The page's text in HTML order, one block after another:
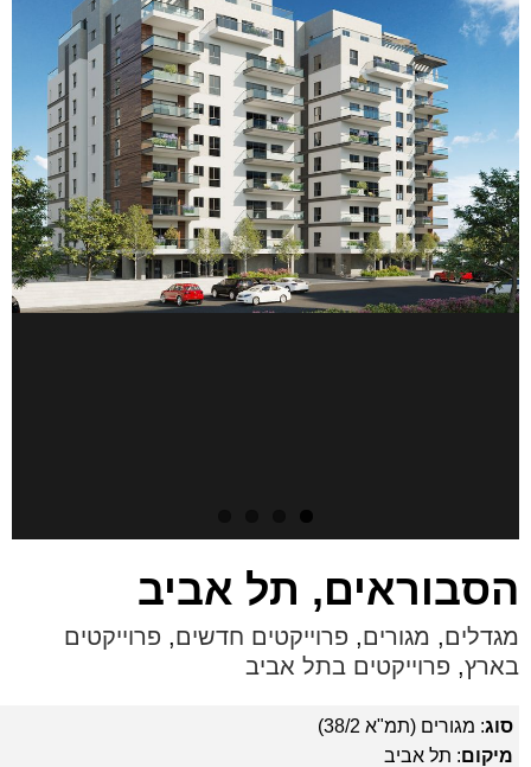
הסבוראים, תל אביב
מגדלים, מגורים, פרוייקטים חדשים, פרוייקטים
בארץ, פרוייקטים בתל אביב
סוג: מגורים (תמ"א 38/2)
מיקום: תל אביב